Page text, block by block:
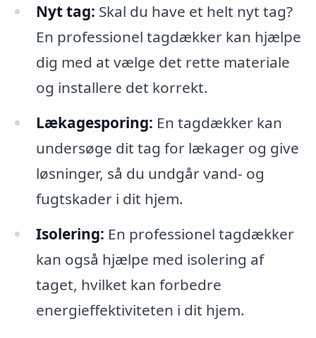
Nyt tag: Skal du have et helt nyt tag?
En professionel tagdækker kan hjælpe
dig med at vælge det rette materiale
og installere det korrekt.
Lækagesporing: En tagdækker kan
undersøge dit tag for lækager og give
løsninger, så du undgår vand- og
fugtskader i dit hjem.
Isolering: En professionel tagdækker
kan også hjælpe med isolering af
taget, hvilket kan forbedre
energieffektiviteten i dit hjem.